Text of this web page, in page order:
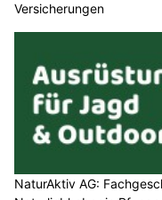
Versicherungen
NaturAktiv AG: